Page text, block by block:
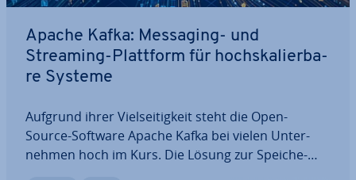
Apache Kafka: Messaging- und
Streaming-Plattform für hoch­ska­lier­ba­
re Systeme
Aufgrund ihrer Viel­sei­tig­keit steht die Open-
Source-Software Apache Kafka bei vielen Un­ter­
neh­men hoch im Kurs. Die Lösung zur Spei­che­